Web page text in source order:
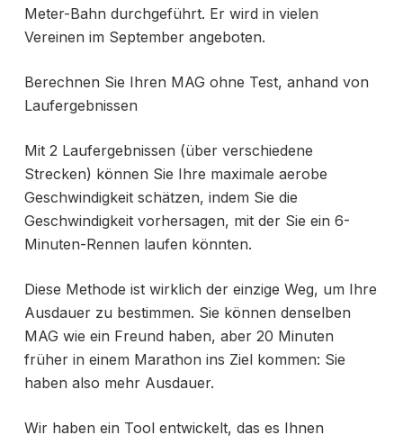
Meter-Bahn durchgeführt. Er wird in vielen
Vereinen im September angeboten.
Berechnen Sie Ihren MAG ohne Test, anhand von
Laufergebnissen
Mit 2 Laufergebnissen (über verschiedene
Strecken) können Sie Ihre maximale aerobe
Geschwindigkeit schätzen, indem Sie die
Geschwindigkeit vorhersagen, mit der Sie ein 6-
Minuten-Rennen laufen könnten.
Diese Methode ist wirklich der einzige Weg, um Ihre
Ausdauer zu bestimmen. Sie können denselben
MAG wie ein Freund haben, aber 20 Minuten
früher in einem Marathon ins Ziel kommen: Sie
haben also mehr Ausdauer.
Wir haben ein Tool entwickelt, das es Ihnen